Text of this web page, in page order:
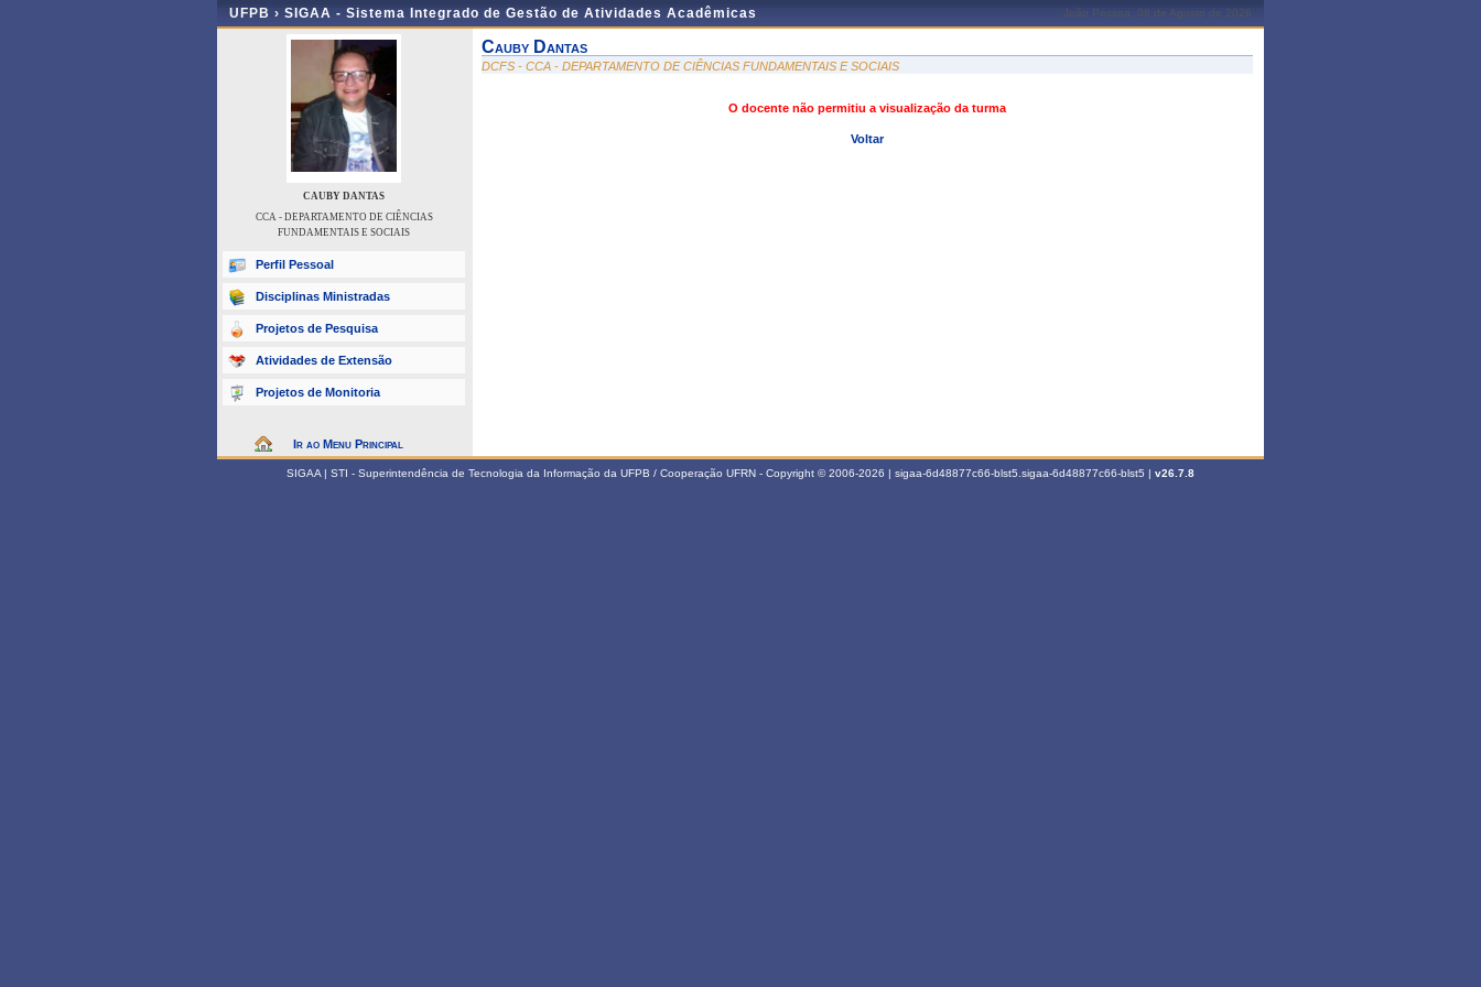
UFPB › SIGAA - Sistema Integrado de Gestão de Atividades Acadêmicas João Pessoa, 08 de Agosto de 2026
CAUBY DANTAS
CCA - DEPARTAMENTO DE CIÊNCIAS
FUNDAMENTAIS E SOCIAIS
Perfil Pessoal
Disciplinas Ministradas
Projetos de Pesquisa
Atividades de Extensão
Projetos de Monitoria
Ir ao Menu Principal
Cauby Dantas
DCFS - CCA - DEPARTAMENTO DE CIÊNCIAS FUNDAMENTAIS E SOCIAIS
O docente não permitiu a visualização da turma
Voltar
SIGAA | STI - Superintendência de Tecnologia da Informação da UFPB / Cooperação UFRN - Copyright © 2006-2026 | sigaa-6d48877c66-blst5.sigaa-6d48877c66-blst5 | v26.7.8